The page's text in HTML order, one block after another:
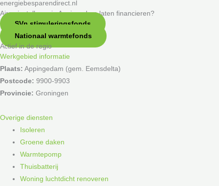
Airco installeren in Appingedam laten financieren?
SVn stimuleringsfonds
Nationaal warmtefonds
Actief in de regio
Werkgebied informatie
Plaats: Appingedam (gem. Eemsdelta)
Postcode: 9900-9903
Provincie: Groningen
Overige diensten
Isoleren
Groene daken
Warmtepomp
Thuisbatterij
Woning luchtdicht renoveren